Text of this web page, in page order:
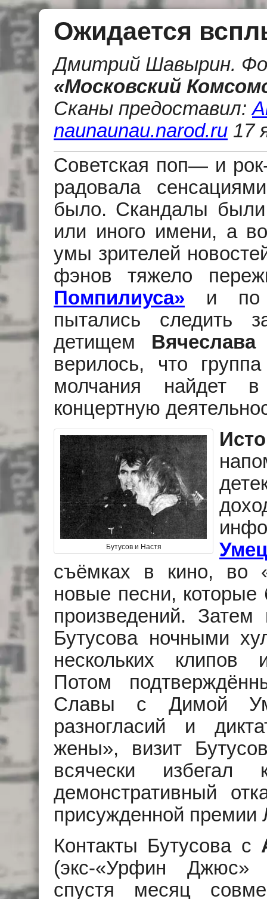
Ожидается
Дмитрий Шавырин.
«Московский
Сканы предоставил:
naunaunau.narod.ru 17
Советская поп— и
радовала
было. Скандалы
или иного имени, а
умы зрителей
фэнов тяжело
Помпилиуса» и по
пытались следить
детищем Вячеслава
верилось, что
молчания найдет
концертную
Бутусов и Настя
съёмках в кино, во
новые песни, которые
произведений.
Бутусова ночными
нескольких
Потом
Славы с Димой
разногласий и
жены», визит
всячески
демонстративный
присужденной премии
Контакты Бутусова с
(экс-«Урфин Джюс»
спустя месяц